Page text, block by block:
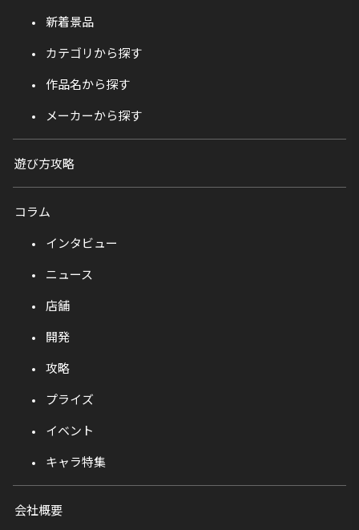
新着景品
カテゴリから探す
作品名から探す
メーカーから探す
遊び方攻略
コラム
インタビュー
ニュース
店舗
開発
攻略
プライズ
イベント
キャラ特集
会社概要